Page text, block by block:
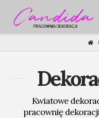
Kwiatowe
pracownię